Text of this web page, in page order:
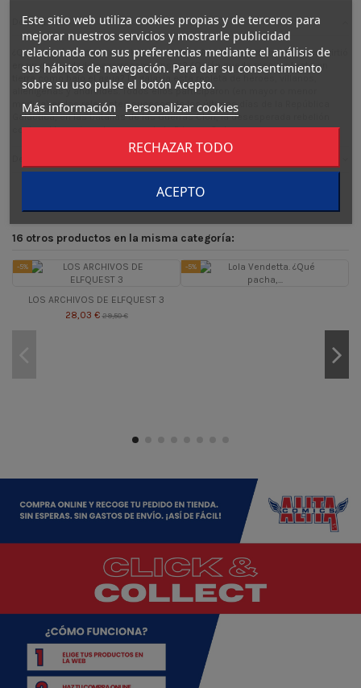
Descripción
¿Quién robó los planos de la Estrella de la Muerte? ¿Qué droide se convirtió
en un despiadado cazarrecompensas? ¿Quién puede respirar tanto en
tierra como bajo el agua? La galaxia está repleta de héroes, villanos,
alienígenas y androides. Todos ellos participaron (en mayor o menor
medida) en los relevantes sucesos de los últimos días de la República
Galáctica, en las batallas de las Guerras Clon, la desesperada rebelión
contra el Imperio y el ascenso de la Primera Orden.
16 otros productos en la misma categoría:
-5%
LOS ARCHIVOS DE ELFQUEST 3
28,03 €29,50 €
-5%
Este sitio web utiliza cookies propias y de terceros para
mejorar nuestros servicios y mostrarle publicidad
relacionada con sus preferencias mediante el análisis de
sus hábitos de navegación. Para dar su consentimiento
sobre su uso pulse el botón Acepto.
Más información Personalizar cookies
RECHAZAR TODO
ACEPTO